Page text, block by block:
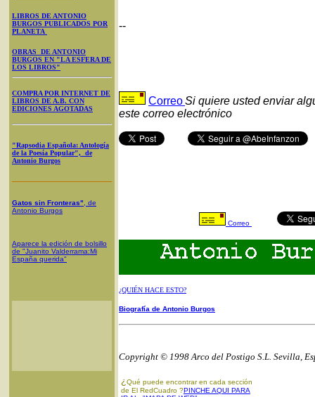
LIBROS DE ANTONIO
BURGOS PUBLICADOS POR
PLANETA
OBRAS DE ANTONIO
BURGOS EN "LA ESFERA DE
LOS LIBROS"
COMPRA POR INTERNET DE
LIBROS DE A.B. CON
EDICIONES AGOTADAS
"Rapsodia Española: Antología
de la Poesía Popular", de
Antonio Burgos
Gatos sin Fronteras" , de
Antonio Burgos
Aparece la edición de bolsillo
de "Juanito Valderrama:Mi
España querida"
--
CorreoSi quiere usted enviar
este correo electrónico
Correo
¿QUIÉN HACE ESTO?
Biografía de Antonio Burgos
Copyright © 1998 Arco del Postigo S.L. Sevilla,
¿ Qué puede encontrar en cada sección
de El RedCuadro ?PINCHE AQUI PARA